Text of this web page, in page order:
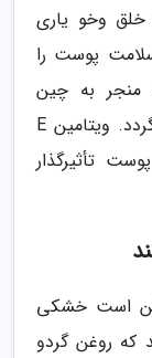
وخو یاری
پوست را
منجر به چین
وچروک زودرس و سایر نشانه های پیری گردد. ویتامین E
تأثیرگذار
است خشکی
که روغن گردو